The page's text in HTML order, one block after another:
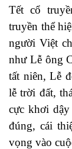
Tết cổ
truyền thể
người Việt
như Lễ ông
tất niên, Lễ
lễ trời đất,
cực khơi
đúng, cái
vọng vào